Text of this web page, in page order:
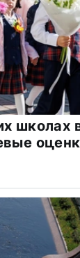
школах